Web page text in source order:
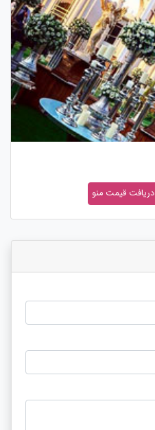
دریافت قیمت منو